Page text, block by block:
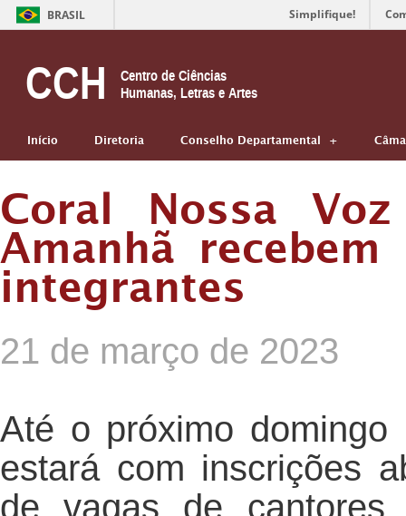
BRASIL Simplifique!
CCH
Centro de Ciências
Humanas, Letras e Artes
Início Diretoria Conselho Departamental
Coral Nossa
Amanhã
integrantes
21 de março de 2023
Até o próximo
estará com inscrições
de vagas de